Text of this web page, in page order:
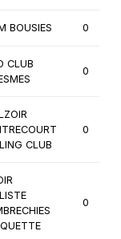
BOUSIES 0
CLUB
0
CLUB
0
0